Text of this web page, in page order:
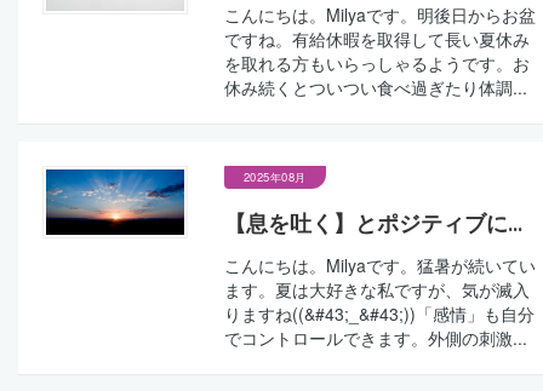
こんにちは。Milyaです。明後日からお盆
ですね。有給休暇を取得して長い夏休み
を取れる方もいらっしゃるようです。お
休み続くとついつい食べ過ぎたり体調...
2025年08月
【息を吐く】とポジティブに...
こんにちは。Milyaです。猛暑が続いてい
ます。夏は大好きな私ですが、気が滅入
りますね((&#43;_&#43;))「感情」も自分
でコントロールできます。外側の刺激...